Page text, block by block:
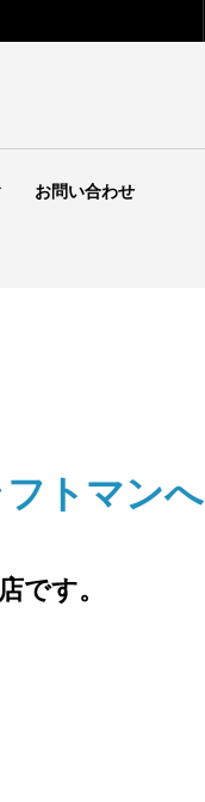
お問い合わせ
トマンへ
です。